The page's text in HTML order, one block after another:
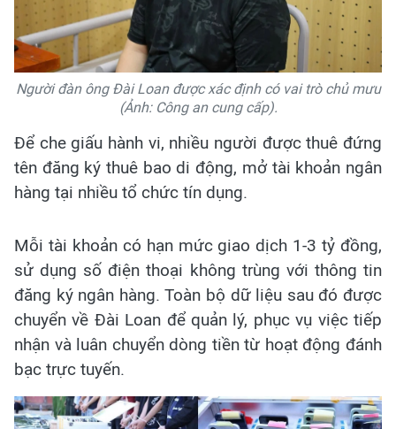
Người đàn ông Đài Loan được xác định có vai trò chủ mưu
(Ảnh: Công an cung cấp).
Để che giấu hành vi, nhiều người được thuê đứng
tên đăng ký thuê bao di động, mở tài khoản ngân
hàng tại nhiều tổ chức tín dụng.
Mỗi tài khoản có hạn mức giao dịch 1-3 tỷ đồng,
sử dụng số điện thoại không trùng với thông tin
đăng ký ngân hàng. Toàn bộ dữ liệu sau đó được
chuyển về Đài Loan để quản lý, phục vụ việc tiếp
nhận và luân chuyển dòng tiền từ hoạt động đánh
bạc trực tuyến.